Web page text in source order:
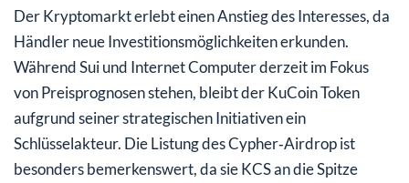
Der Kryptomarkt erlebt einen Anstieg des Interesses, da
Händler neue Investitionsmöglichkeiten erkunden.
Während Sui und Internet Computer derzeit im Fokus
von Preisprognosen stehen, bleibt der KuCoin Token
aufgrund seiner strategischen Initiativen ein
Schlüsselakteur. Die Listung des Cypher‑Airdrop ist
besonders bemerkenswert, da sie KCS an die Spitze